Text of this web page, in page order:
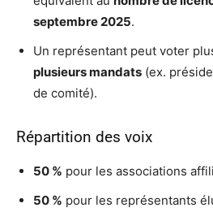
septembre 2025.
Un représentant peut voter
plusieurs mandats (ex.
de comité).
Répartition des voix
50 % pour les associations
50 % pour les représentants